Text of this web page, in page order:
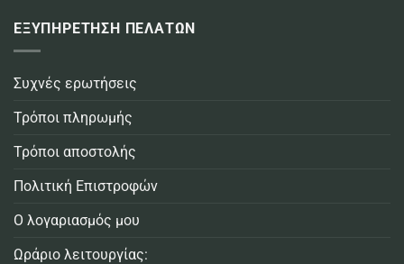
ΕΞΥΠΗΡΕΤΗΣΗ ΠΕΛΑΤΩΝ
Συχνές ερωτήσεις
Τρόποι πληρωμής
Τρόποι αποστολής
Πολιτική Επιστροφών
Ο λογαριασμός μου
Ωράριο λειτουργίας: